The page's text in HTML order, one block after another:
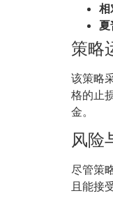
策略
该策略
格的止
金。
风险
尽管策
且能接